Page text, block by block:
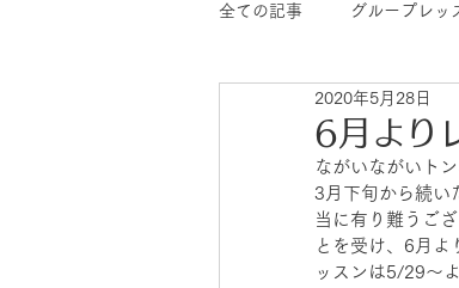
全ての記事 グループレッ
発表会 コンサート
6月より
2020年5月28日
ながいながいト
3月下旬から続い
当に有り難うご
とを受け、6月よ
ッスンは5/29～